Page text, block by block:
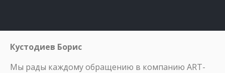
Кустодиев Борис
Мы рады каждому обращению в компанию ART-